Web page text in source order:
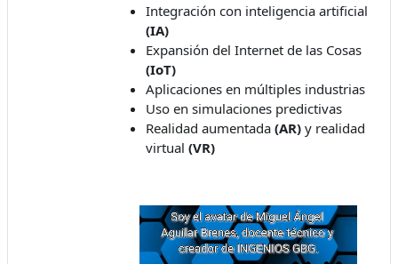
Integración con inteligencia artificial
(IA)
Expansión del Internet de las Cosas
(IoT)
Aplicaciones en múltiples industrias
Uso en simulaciones predictivas
Realidad aumentada (AR) y realidad
virtual (VR)